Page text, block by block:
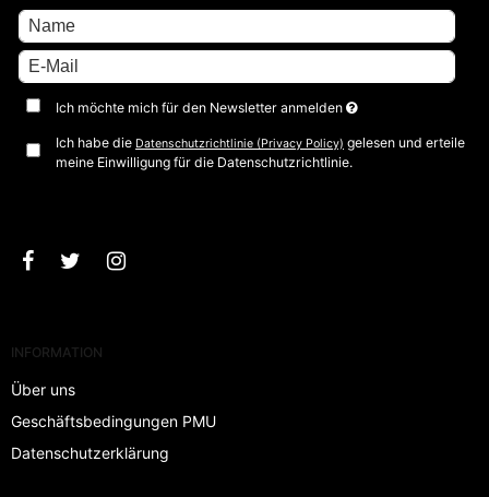
Ich möchte mich für den Newsletter anmelden
Ich habe die Datenschutzrichtlinie (Privacy Policy) gelesen und erteile
meine Einwilligung für die Datenschutzrichtlinie.
INFORMATION
Über uns
Geschäftsbedingungen PMU
Datenschutzerklärung